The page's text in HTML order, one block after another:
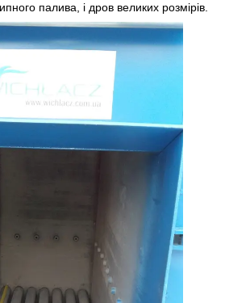
палива, і дров великих розмірів.